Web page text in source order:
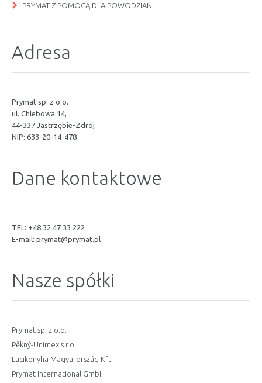
PRYMAT Z POMOCĄ DLA POWODZIAN
Adresa
Prymat sp. z o.o.
ul. Chlebowa 14,
44-337 Jastrzębie-Zdrój
NIP: 633-20-14-478
Dane kontaktowe
TEL: +48 32 47 33 222
E-mail: prymat@prymat.pl
Nasze spółki
Prymat sp. z o.o.
Pěkný-Unimex s.r.o.
Lacikonyha Magyarország Kft.
Prymat International GmbH